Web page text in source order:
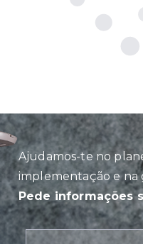
Ajudamos-te no
implementação e na
Pede informações